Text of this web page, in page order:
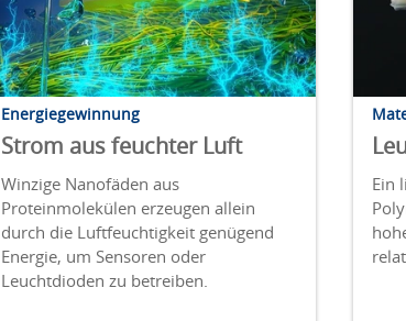
Energiegewinnung
Strom aus feuchter Luft
Winzige Nanofäden aus
Proteinmolekülen erzeugen allein
durch die Luftfeuchtigkeit genügend
Energie, um Sensoren oder
Leuchtdioden zu betreiben.
Ein